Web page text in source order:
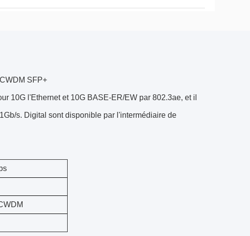
SFP+
10G l'Ethernet et 10G BASE-ER/EW par 802.3ae, et il
s. Digital sont disponible par l'intermédiaire de